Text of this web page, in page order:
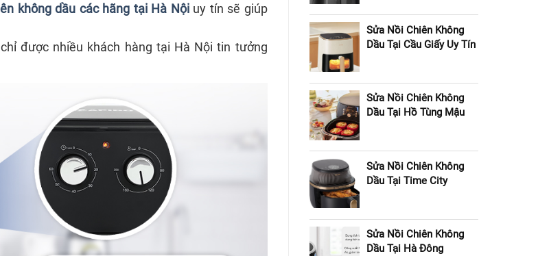
không dầu các hãng tại Hà Nộiuy tín sẽ giúp
được nhiều khách hàng tại Hà Nội tin tưởng
Sửa Nồi Chiên Không
Dầu Tại Cầu Giấy Uy Tín
Sửa Nồi Chiên Không
Dầu Tại Hồ Tùng Mậu
Sửa Nồi Chiên Không
Dầu Tại Time City
Sửa Nồi Chiên Không
Dầu Tại Hà Đông